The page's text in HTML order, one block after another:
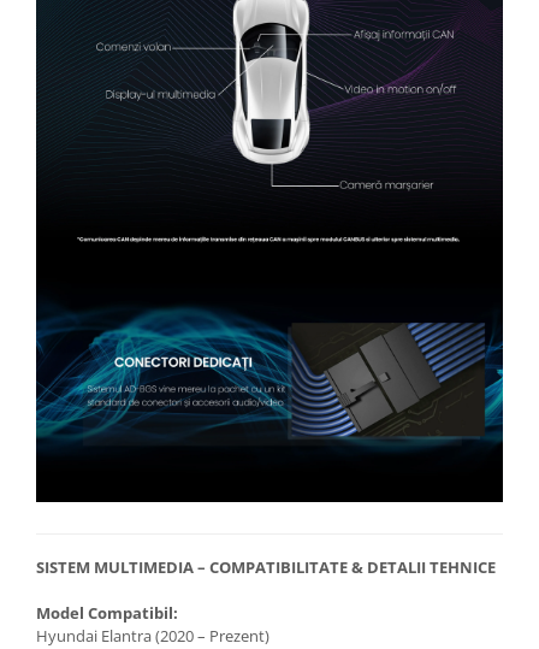
SISTEM MULTIMEDIA – COMPATIBILITATE & DETALII TEHNICE
Model Compatibil:
Hyundai Elantra (2020 – Prezent)